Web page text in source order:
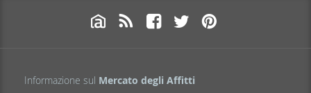
Informazione sul Mercato degli Affitti